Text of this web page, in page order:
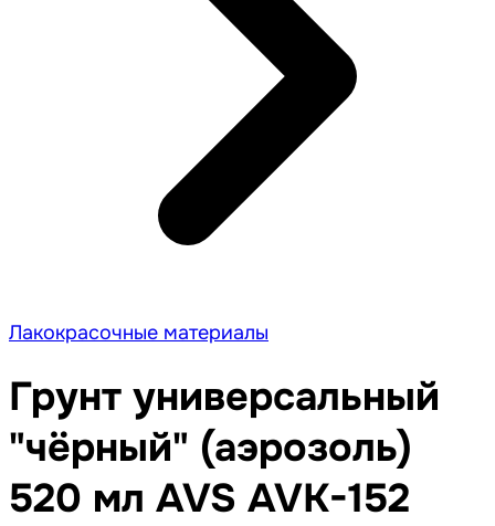
Лакокрасочные материалы
Грунт универсальный
"чёрный" (аэрозоль)
520 мл AVS AVK-152